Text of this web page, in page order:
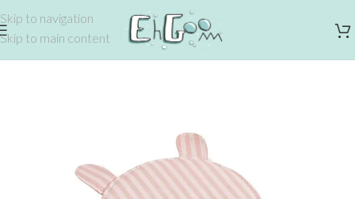
Skip to navigation
Skip to main content